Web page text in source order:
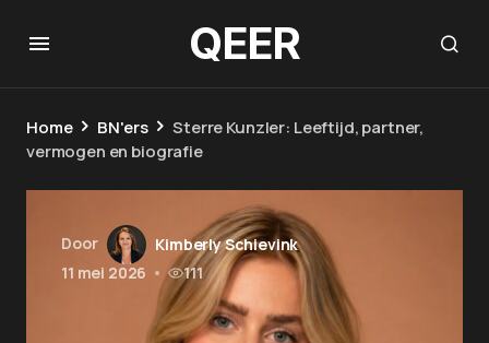
QEER
Home BN'ers
Sterre Kunzler: Leeftijd, partner,
vermogen en biografie
Door
Kimberly Schievink
11 mei 2026 • 111